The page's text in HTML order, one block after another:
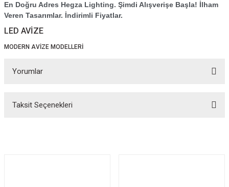
En Doğru Adres Hegza Lighting. Şimdi Alışverişe Başla! İlham
Veren Tasarımlar. İndirimli Fiyatlar.
LED AVİZE
MODERN AVİZE MODELLERİ
Yorumlar
Taksit Seçenekleri